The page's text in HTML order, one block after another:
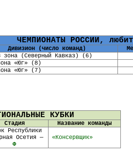
ЧЕМПИОНАТЫ РОССИИ,
Дивизион (число команд)
зона (Северный Кавказ) (6)
«Юг» (8)
«Юг» (7)
КУБКИ
Стадия Название команды
Республики
Осетия —
Ф
«Консервщик»